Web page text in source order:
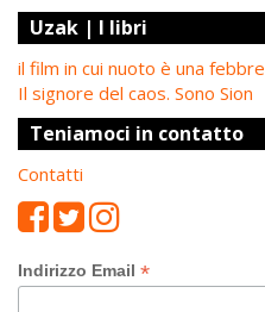
Uzak | I libri
il film in cui nuoto è una febbre
Il signore del caos. Sono Sion
Teniamoci in contatto
Contatti
Indirizzo Email *